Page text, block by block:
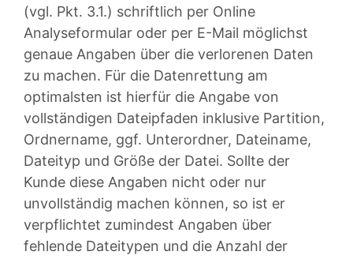
(vgl. Pkt. 3.1.) schriftlich per Online
Analyseformular oder per E-Mail möglichst
genaue Angaben über die verlorenen Daten
zu machen. Für die Datenrettung am
optimalsten ist hierfür die Angabe von
vollständigen Dateipfaden inklusive Partition,
Ordnername, ggf. Unterordner, Dateiname,
Dateityp und Größe der Datei. Sollte der
Kunde diese Angaben nicht oder nur
unvollständig machen können, so ist er
verpflichtet zumindest Angaben über
fehlende Dateitypen und die Anzahl der